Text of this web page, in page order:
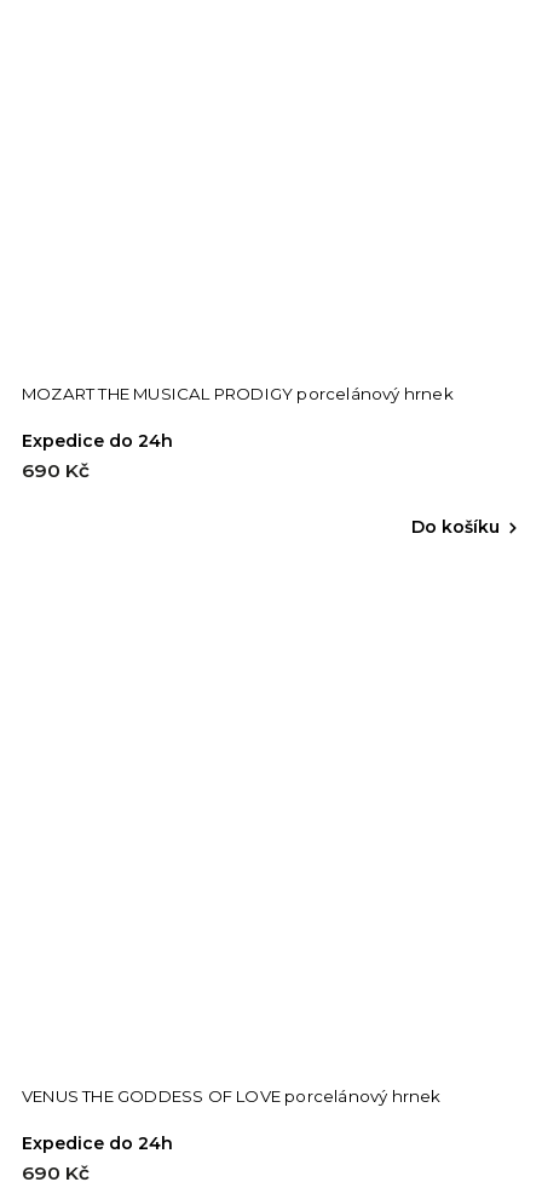
MOZART THE MUSICAL PRODIGY porcelánový hrnek
Expedice do 24h
690 Kč
Do košíku
VENUS THE GODDESS OF LOVE porcelánový hrnek
Expedice do 24h
690 Kč